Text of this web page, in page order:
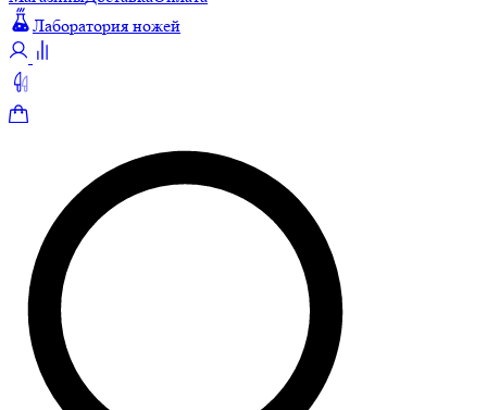
Лаборатория ножей